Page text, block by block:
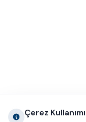
Çerez Kullanımı